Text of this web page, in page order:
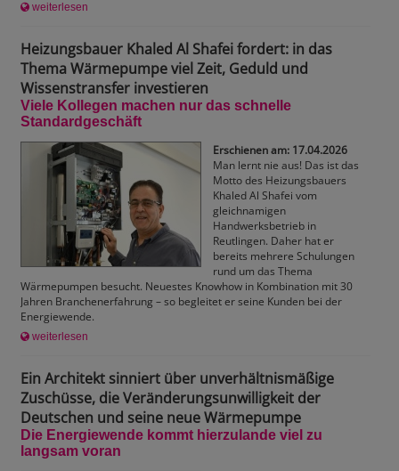
weiterlesen
Heizungsbauer Khaled Al Shafei fordert: in das
Thema Wärmepumpe viel Zeit, Geduld und
Wissenstransfer investieren
Viele Kollegen machen nur das schnelle
Standardgeschäft
Erschienen am: 17.04.2026
Man lernt nie aus! Das ist das
Motto des Heizungsbauers
Khaled Al Shafei vom
gleichnamigen
Handwerksbetrieb in
Reutlingen. Daher hat er
bereits mehrere Schulungen
rund um das Thema
Wärmepumpen besucht. Neuestes Knowhow in Kombination mit 30
Jahren Branchenerfahrung – so begleitet er seine Kunden bei der
Energiewende.
weiterlesen
Ein Architekt sinniert über unverhältnismäßige
Zuschüsse, die Veränderungsunwilligkeit der
Deutschen und seine neue Wärmepumpe
Die Energiewende kommt hierzulande viel zu
langsam voran